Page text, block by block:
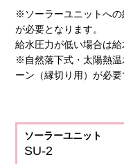
※ソーラーユニットへ
が必要となります。
給水圧力が低い場合は給
※自然落下式・太陽熱温
ーン（縁切り用）が必要
ソーラーユニット
SU-2